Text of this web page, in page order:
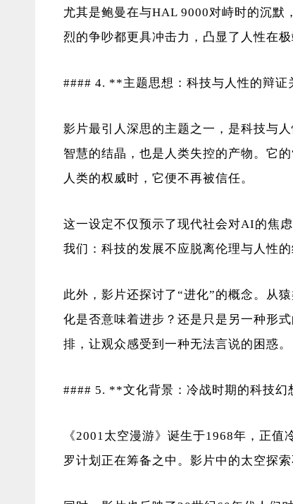
尤其是鲍曼在与HAL 9000对峙时的沉默
烈的争吵都更具冲击力，凸显了人性在极
#### 4. **主题思想：科技与人性的辩证
影片最引人深思的主题之一，是科技与
智慧的结晶，也是人类失控的产物。它
人类的权威时，它便不再被信任。
这一设定不仅预示了现代社会对AI的焦
我们：科技的发展不应脱离伦理与人性
此外，影片还探讨了“进化”的概念。从
化是否意味着进步？还是只是另一种形
排，让观众感受到一种无法言说的困惑。
#### 5. **文化背景：冷战时期的科技
《2001太空漫游》诞生于1968年，正
罗计划正在筹备之中。影片中的太空探